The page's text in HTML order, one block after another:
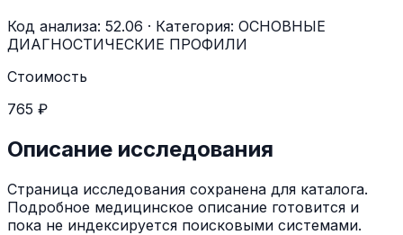
Код анализа: 52.06 · Категория: ОСНОВНЫЕ
ДИАГНОСТИЧЕСКИЕ ПРОФИЛИ
Стоимость
765 ₽
Описание исследования
Страница исследования сохранена для каталога.
Подробное медицинское описание готовится и
пока не индексируется поисковыми системами.